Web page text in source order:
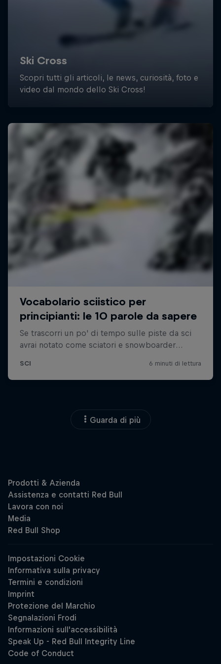
Guarda di più